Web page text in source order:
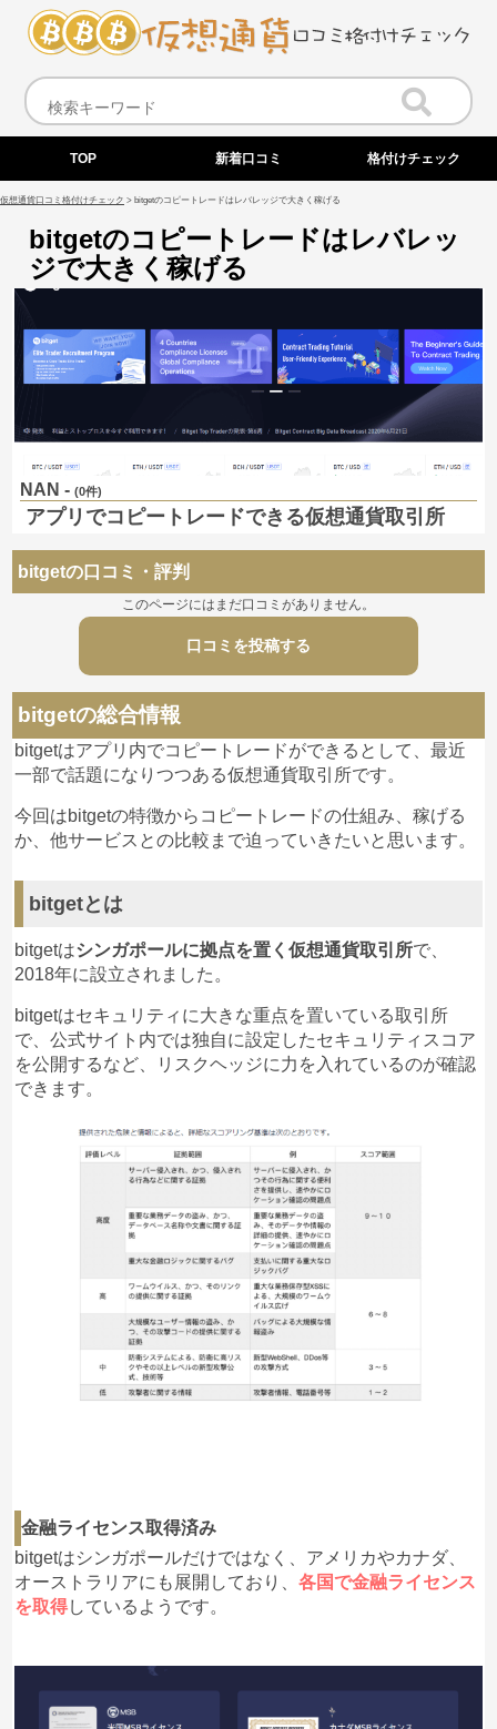
TOP 新着口コミ 格付けチェック
仮想通貨口コミ格付けチェック > bitgetのコピートレードはレバレッジで大きく稼げる
bitgetのコピートレードはレバレッ
ジで大きく稼げる
NAN -(0件)
アプリでコピートレードできる仮想通貨取引所
bitgetの口コミ・評判
このページにはまだ口コミがありません。
口コミを投稿する
bitgetの総合情報
bitgetはアプリ内でコピートレードができるとして、最近
一部で話題になりつつある仮想通貨取引所です。
今回はbitgetの特徴からコピートレードの仕組み、稼げる
か、他サービスとの比較まで迫っていきたいと思います。
bitgetとは
bitgetはシンガポールに拠点を置く仮想通貨取引所で、
2018年に設立されました。
bitgetはセキュリティに大きな重点を置いている取引所
で、公式サイト内では独自に設定したセキュリティスコア
を公開するなど、リスクヘッジに力を入れているのが確認
できます。
金融ライセンス取得済み
bitgetはシンガポールだけではなく、アメリカやカナダ、
オーストラリアにも展開しており、各国で金融ライセンス
を取得しているようです。